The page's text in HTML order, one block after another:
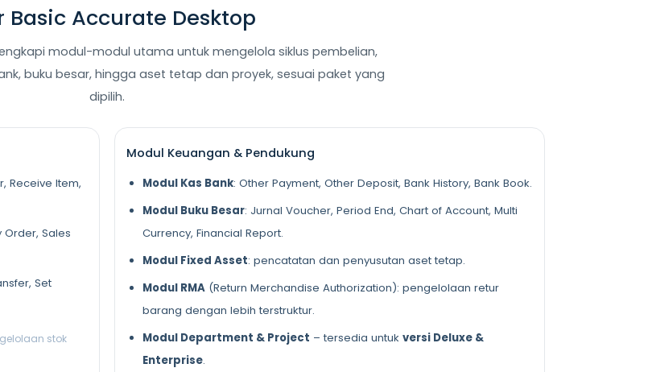
Basic Accurate Desktop
modul-modul utama untuk mengelola siklus pembelian,
buku besar, hingga aset tetap dan proyek, sesuai paket yang
dipilih.
Receive Item,
Order, Sales
Set
stok
Modul Keuangan & Pendukung
Modul Kas Bank: Other Payment, Other Deposit, Bank History, Bank Book.
Modul Buku Besar: Jurnal Voucher, Period End, Chart of Account, Multi
Currency, Financial Report.
Modul Fixed Asset: pencatatan dan penyusutan aset tetap.
Modul RMA (Return Merchandise Authorization): pengelolaan retur
barang dengan lebih terstruktur.
Modul Department & Project – tersedia untuk versi Deluxe &
Enterprise.